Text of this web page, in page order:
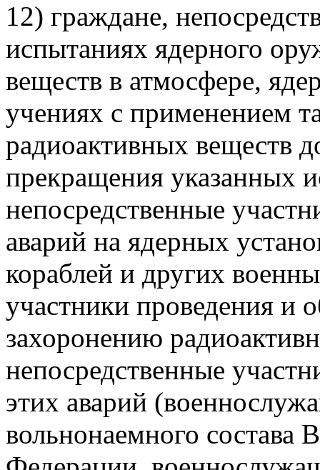
12) граждане,
испытаниях ядерного
веществ в атмосфере,
учениях с применением
радиоактивных веществ
прекращения указанных
непосредственные
аварий на ядерных
кораблей и других
участники проведения и
захоронению
непосредственные
этих аварий
вольнонаемного